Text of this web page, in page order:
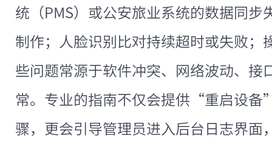
统（PMS）或公安旅业系统的数据同步
制作；人脸识别比对持续超时或失败；
些问题常源于软件冲突、网络波动、接
常。专业的指南不仅会提供“重启设
骤，更会引导管理员进入后台日志界面